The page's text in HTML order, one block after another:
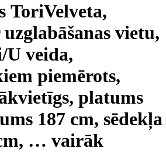
ToriVelveta,
vietu,
U veida,
piemērots,
platums
187 cm, sēdekļa
, … vairāk